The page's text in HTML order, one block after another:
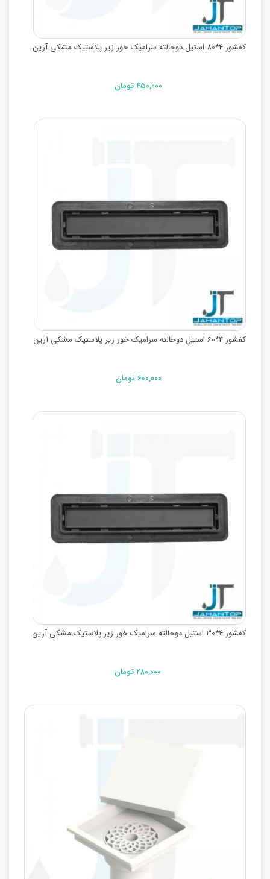
کفشور 4*80 استیل دوحالته سرامیک خور زیر پلاستیک مشکی آرین
۴۵۰,۰۰۰ تومان
کفشور 4*60 استیل دوحالته سرامیک خور زیر پلاستیک مشکی آرین
۶۰۰,۰۰۰ تومان
کفشور 4*30 استیل دوحالته سرامیک خور زیر پلاستیک مشکی آرین
۲۸۰,۰۰۰ تومان